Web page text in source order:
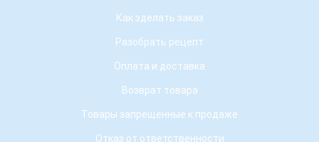
Как зделать заказ
Разобрать рецепт
Оплата и доставка
Возврат товара
Товары запрещенные к продаже
Отказ от ответственности